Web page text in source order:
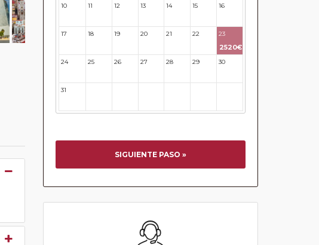
10 11 12 13 14 15 16
17 18 19 20 21 22 23
2520€
24 25 26 27 28 29 30
31
SIGUIENTE PASO »